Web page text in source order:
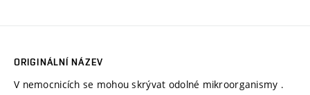
ORIGINÁLNÍ NÁZEV
V nemocnicích se mohou skrývat odolné mikroorganismy .